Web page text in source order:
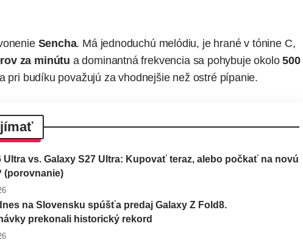
Sencha. Má jednoduchú melódiu, je hrané v tónine C,
za minútu a dominantná frekvencia sa pohybuje okolo500
pri budíku považujú za vhodnejšie než ostré pípanie.
Ultra vs. Galaxy S27 Ultra: Kupovať teraz, alebo počkať na novú
(porovnanie)
na Slovensku spúšťa predaj Galaxy Z Fold8.
prekonali historický rekord